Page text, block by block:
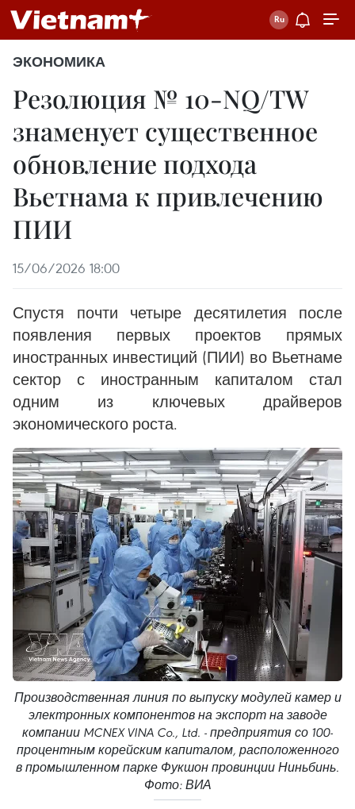
ЭКОНОМИКА
Резолюция № 10-NQ/TW
знаменует существенное
обновление подхода
Вьетнама к привлечению
ПИИ
15/06/2026 18:00
Спустя почти четыре десятилетия после
появления первых проектов прямых
иностранных инвестиций (ПИИ) во Вьетнаме
сектор с иностранным капиталом стал
одним из ключевых драйверов
экономического роста.
Производственная линия по выпуску модулей камер и
электронных компонентов на экспорт на заводе
компании MCNEX VINA Co., Ltd. - предприятия со 100-
процентным корейским капиталом, расположенного
в промышленном парке Фукшон провинции Ниньбинь.
Фото: ВИА